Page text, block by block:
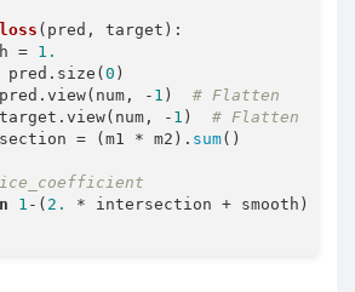
( pred, target ):
=
1.
pred.size(
0 )
-
1 ) # Flatten
-
1 ) # Flatten
= (m1 * m2).
sum()
1 -( 2. * intersection + smooth) /